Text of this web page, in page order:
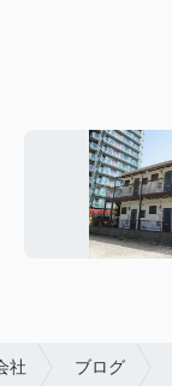
社 ブログ